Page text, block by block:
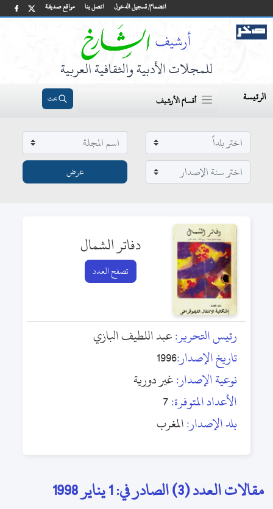
مواقع صديقة اتصل بنا انضمام/ تسجيل الدخول
للمجلات الأدبية والثقافية العربية
الرئيسة أقسام الأرشيف بحث
دفاتر الشمال
تصفح العدد
رئيس التحرير:عبد اللطيف البازي
تاريخ الإصدار:1996
نوعية الإصدار:غير دورية
الأعداد المتوفرة:7
بلد الإصدار:المغرب
مقالات العدد (3) الصادر في: 1 يناير 1998